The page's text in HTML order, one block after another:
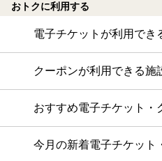
おトクに利用する
電子チケットが利用でき
クーポンが利用できる施
おすすめ電子チケット・
今月の新着電子チケット